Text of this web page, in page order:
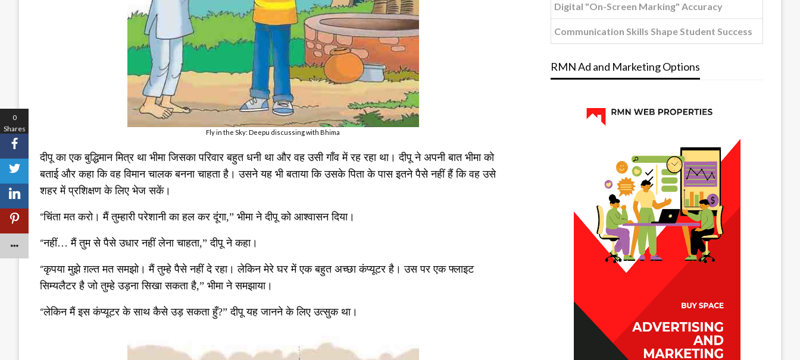
Fly in the Sky: Deepu discussing with Bhima
दीपू का एक बुद्धिमान मित्र था भीमा जिसका परिवार बहुत धनी था और वह उसी गाँव में रह रहा था। दीपू ने अपनी बात भीमा को
बताई और कहा कि वह विमान चालक बनना चाहता है। उसने यह भी बताया कि उसके पिता के पास इतने पैसे नहीं हैं कि वह उसे
शहर में प्रशिक्षण के लिए भेज सकें।
“चिंता मत करो। मैं तुम्हारी परेशानी का हल कर दूंगा,” भीमा ने दीपू को आश्वासन दिया।
“नहीं…मैं तुम से पैसे उधार नहीं लेना चाहता,”दीपू ने कहा।
“कृपया मुझे ग़ल्त मत समझो। मैं तुम्हे पैसे नहीं दे रहा। लेकिन मेरे घर में एक बहुत अच्छा कंप्यूटर है। उस पर एक फ्लाइट
सिम्यलैटर है जो तुम्हे उड़ना सिखा सकता है,” भीमा ने समझाया।
“लेकिन मैं इस कंप्यूटर के साथ कैसे उड़ सकता हुँ?”दीपू यह जानने के लिए उत्सुक था।
Digital "On-Screen Marking" Accuracy
Communication Skills Shape Student Success
RMN Ad and Marketing Options
0
Shares